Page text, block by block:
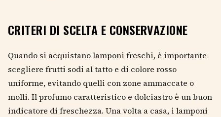
CRITERI DI SCELTA E CONSERVAZIONE
Quando si acquistano lamponi freschi, è importante
scegliere frutti sodi al tatto e di colore rosso
uniforme, evitando quelli con zone ammaccate o
molli. Il profumo caratteristico e dolciastro è un buon
indicatore di freschezza. Una volta a casa, i lamponi